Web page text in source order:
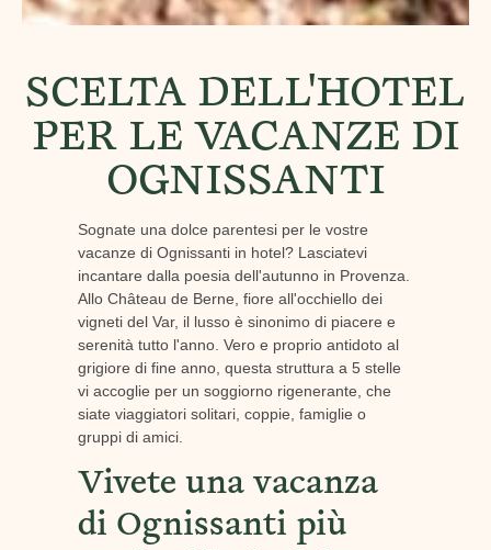
SCELTA DELL'HOTEL
PER LE VACANZE DI
OGNISSANTI
Sognate una dolce parentesi per le vostre
vacanze di Ognissanti in hotel? Lasciatevi
incantare dalla poesia dell'autunno in Provenza.
Allo Château de Berne, fiore all'occhiello dei
vigneti del Var, il lusso è sinonimo di piacere e
serenità tutto l'anno. Vero e proprio antidoto al
grigiore di fine anno, questa struttura a 5 stelle
vi accoglie per un soggiorno rigenerante, che
siate viaggiatori solitari, coppie, famiglie o
gruppi di amici.
Vivete una vacanza
di Ognissanti più